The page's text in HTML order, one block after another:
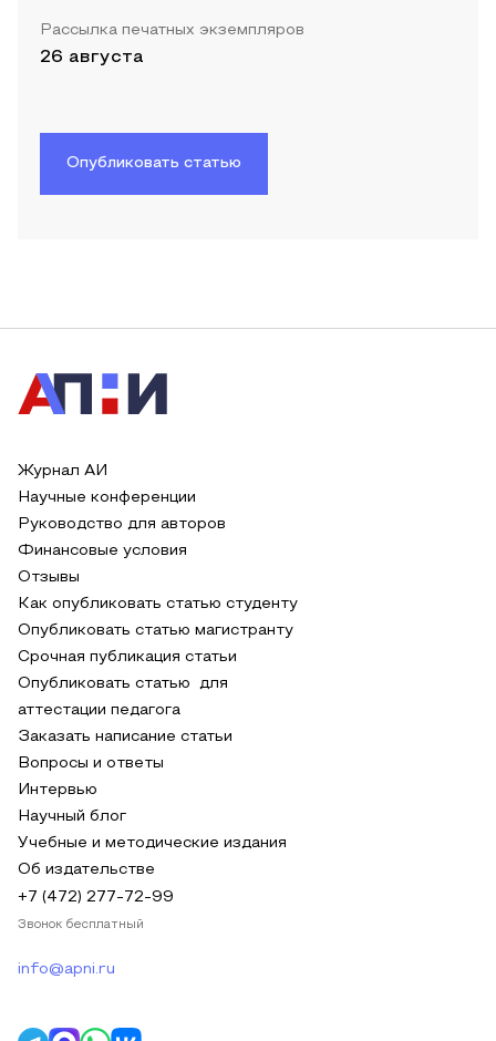
Рассылка печатных экземпляров
26 августа
Опубликовать статью
Журнал АИ
Научные конференции
Руководство для авторов
Финансовые условия
Отзывы
Как опубликовать статью студенту
Опубликовать статью магистранту
Срочная публикация статьи
Опубликовать статью для
аттестации педагога
Заказать написание статьи
Вопросы и ответы
Интервью
Научный блог
Учебные и методические издания
Об издательстве
+7 (472) 277-72-99
Звонок бесплатный
info@apni.ru